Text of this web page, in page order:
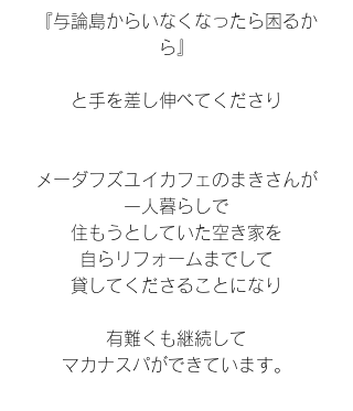
『与論島からいなくなったら困るか
ら』
と手を差し伸べてくださり
メーダフズユイカフェのまきさんが
一人暮らしで
住もうとしていた空き家を
自らリフォームまでして
貸してくださることになり
有難くも継続して
マカナスパができています。